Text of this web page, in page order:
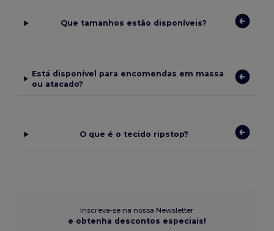
Que tamanhos estão disponíveis?
Está disponível para encomendas em massa
ou atacado?
O que é o tecido ripstop?
Inscreva-se na nossa Newsletter
e obtenha descontos especiais!